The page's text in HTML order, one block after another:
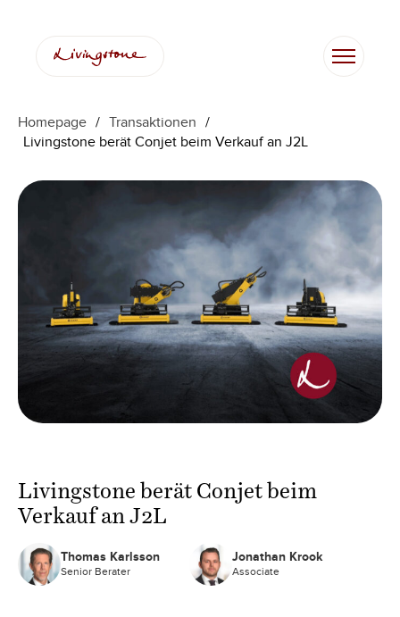
Homepage / Transaktionen /
Livingstone berät Conjet beim Verkauf an J2L
Livingstone berät Conjet beim
Verkauf an J2L
Thomas Karlsson
Senior Berater
Jonathan Krook
Associate